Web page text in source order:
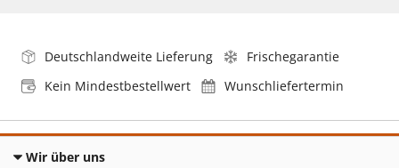
Deutschlandweite Lieferung
Frischegarantie
Kein Mindestbestellwert
Wunschliefertermin
Wir über uns